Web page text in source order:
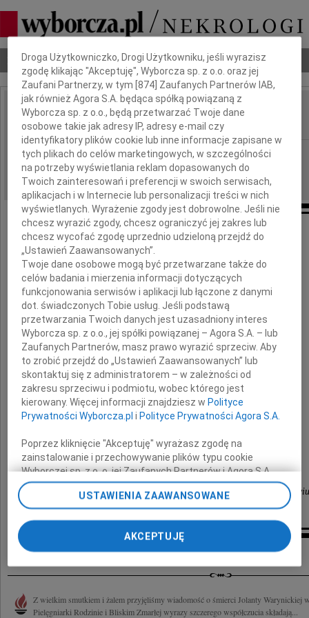
Nekrologi Odeszli Poradnik pogrzebowy
IMIĘ I NAZWISKO: Jolanta Warynicka
REGION: Wrocław
DATA EMISJI: 08.10.2010
Wyrazy serdecznego współczucia
Mężowi Mieczysławowi
oraz
Rodzinie
naszej wieloletniej Pracownicy
Jolanty Warynickiej
składa
Dyrekcja Szpitala Klinicznego nr 1 we Wrocławiu
Inne kondolencje
Z wielkim smutkiem i żalem przyjęliśmy wiadomość o śmierci Jolanty Warynickiej
Pielęgniarki Rodzinie i Bliskim Zmarłej wyrazy szczerego współczucia składają...
Dbamy o Twoją prywatność
Droga Użytkowniczko, Drogi Użytkowniku, jeśli wyrazisz
zgodę klikając "Akceptuję", Wyborcza sp. z o.o. oraz jej
Zaufani Partnerzy, w tym [874 ] Zaufanych Partnerów IAB,
jak również Agora S.A. będąca spółką powiązaną z
Wyborcza sp. z o.o., będą przetwarzać Twoje dane
osobowe takie jak adresy IP, adresy e-mail czy
identyfikatory plików cookie lub inne informacje zapisane w
tych plikach do celów marketingowych, w szczególności
na potrzeby wyświetlania reklam dopasowanych do
Twoich zainteresowań i preferencji w swoich serwisach,
aplikacjach i w Internecie lub personalizacji treści w nich
wyświetlanych. Wyrażenie zgody jest dobrowolne. Jeśli nie
chcesz wyrazić zgody, chcesz ograniczyć jej zakres lub
chcesz wycofać zgodę uprzednio udzieloną przejdź do
„Ustawień Zaawansowanych”.
Twoje dane osobowe mogą być przetwarzane także do
celów badania i mierzenia informacji dotyczących
funkcjonowania serwisów i aplikacji lub łączone z danymi
dot. świadczonych Tobie usług. Jeśli podstawą
przetwarzania Twoich danych jest uzasadniony interes
Wyborcza sp. z o.o., jej spółki powiązanej – Agora S.A. – lub
Zaufanych Partnerów, masz prawo wyrazić sprzeciw. Aby
to zrobić przejdź do „Ustawień Zaawansowanych” lub
skontaktuj się z administratorem – w zależności od
zakresu sprzeciwu i podmiotu, wobec którego jest
kierowany. Więcej informacji znajdziesz w Polityce
Prywatności Wyborcza.pl i Polityce Prywatności Agora S.A.
Poprzez kliknięcie "Akceptuję" wyrażasz zgodę na
zainstalowanie i przechowywanie plików typu cookie
Wyborczej sp. z o. o. jej Zaufanych Partnerów i Agora S.A.
na Twoim urządzeniu końcowym. Możesz też w każdej
chwili zmienić swoje preferencje dot. plików cookie,
ponownie wywołując narzędzie do zarządzania Twoimi
preferencjami dot. przetwarzania danych poprzez
odnośnik „Ustawienia prywatności” w stopce serwisu i
przechodząc do sekcji „Ustawienia zaawansowane”.
Zmiana ustawień plików cookie możliwa jest także za
My, nasi Zaufani Partnerzy i Agora S.A. możemy
USTAWIENIA ZAAWANSOWANE
AKCEPTUJĘ